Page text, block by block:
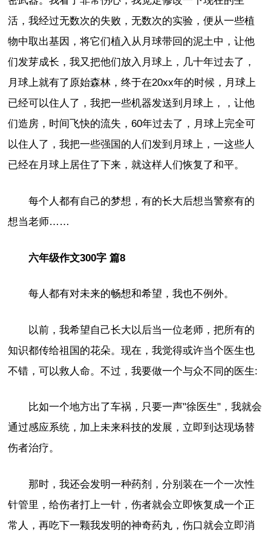
活，我经过无数次的失败，无数次的实验，便从一些植
物中取出基因，将它们植入从月球带回的泥土中，让他
们发芽成长，我又把他们放入月球上，几十年过去了，
月球上就有了原始森林，终于在20xx年的时候，月球上
已经可以住人了，我把一些机器发送到月球上，，让他
们造房，时间飞快的流失，60年过去了，月球上完全可
以住人了，我把一些强国的人们发到月球上，一这些人
已经在月球上居住了下来，就这样人们恢复了和平。
每个人都有自己的梦想，有的长大后想当警察有的
想当老师……
六年级作文300字 篇8
每人都有对未来的畅想和希望，我也不例外。
以前，我希望自己长大以后当一位老师，把所有的
知识都传给祖国的花朵。现在，我觉得或许当个医生也
不错，可以救人命。不过，我要做一个与众不同的医生:
比如一个地方出了车祸，只要一声"徐医生"，我就会
通过感应系统，加上未来科技的发展，立即到达现场替
伤者治疗。
那时，我还会发明一种药剂，分别装在一个一次性
针管里，给伤者打上一针，伤者就会立即恢复成一个正
常人，再吃下一颗我发明的神奇药丸，伤口就会立即消